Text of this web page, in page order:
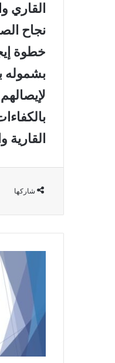
القاري
نجاح
خطوة
بشموله
القارية
شاركها
ح